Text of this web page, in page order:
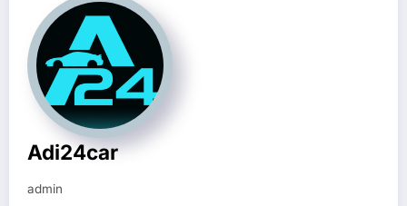
Adi24car
admin